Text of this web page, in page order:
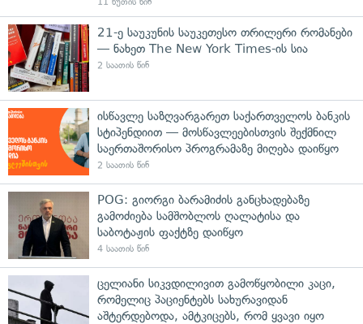
21-ე საუკუნის საუკეთესო თრილერი რომანები
— ნახეთ The New York Times-ის სია
2 საათის წინ
ისწავლე საზღვარგარეთ საქართველოს ბანკის
სტიპენდიით — მოსწავლეებისთვის შექმნილ
საერთაშორისო პროგრამაზე მიღება დაიწყო
2 საათის წინ
POG: გიორგი ბარამიძის განცხადებაზე
გამოძიება სამშობლოს ღალატისა და
საბოტაჟის ფაქტზე დაიწყო
4 საათის წინ
ცელიანი სიკვდილივით გამოწყობილი კაცი,
რომელიც პაციენტებს სახურავიდან
აშტერდებოდა, ამტკიცებს, რომ ყვავი იყო